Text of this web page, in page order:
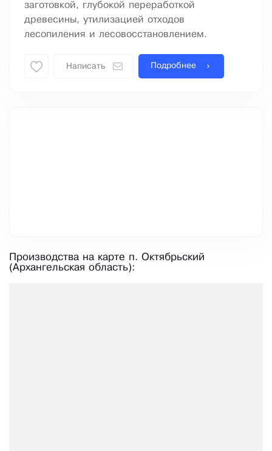
заготовкой, глубокой переработкой
древесины, утилизацией отходов
лесопиления и лесовосстановлением.
Написать Подробнее
Производства на карте п. Октябрьский
(Архангельская область):